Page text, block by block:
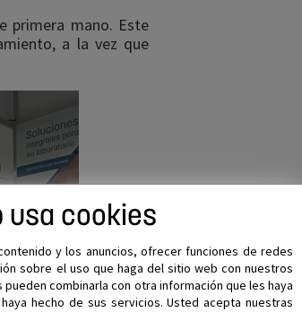
primera mano. Este
a la vez que
usa cookies
y los anuncios, ofrecer funciones de redes
sobre el uso que haga del sitio web con nuestros
combinarla con otra información que les haya
hecho de sus servicios. Usted acepta nuestras